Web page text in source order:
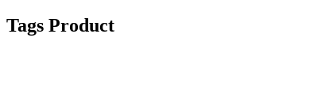
Tags Product